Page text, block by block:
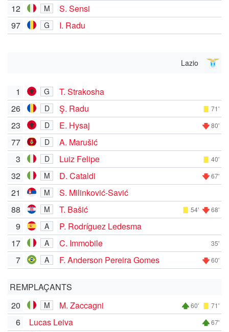
12 M
S. Sensi
97
G I. Radu
Lazio
1 G
T. Strakosha
26
D Ş. Radu 71'
23 D E. Hysaj 80'
77 D
A. Marušić
3
D Luiz Felipe 40'
32 M D. Cataldi 67'
21 M
S. Milinković-Savić
88
M T. Bašić 54' 68'
9 A
P. Rodríguez Ledesma
17
A C. Immobile 35'
7 A F. Anderson Pereira Gomes 60'
REMPLAÇANTS
20
M M. Zaccagni 60' 71'
6 Lucas Leiva 67'